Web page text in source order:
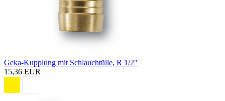
Geka-Kupplung mit Schlauchtülle, R 1/2"
15,36 EUR